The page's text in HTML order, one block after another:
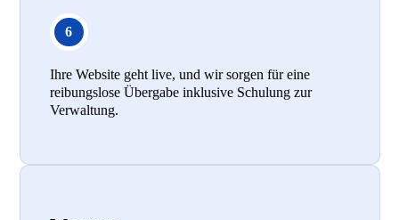
Ihre Website geht live, und wir sorgen für eine
reibungslose Übergabe inklusive Schulung zur
Verwaltung.